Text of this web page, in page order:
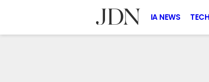
IA NEWS TECH